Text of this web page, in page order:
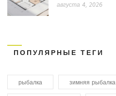
августа 4, 2026
ПОПУЛЯРНЫЕ ТЕГИ
рыбалка зимняя рыбалка